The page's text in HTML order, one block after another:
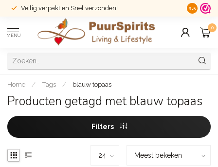
Veilig verpakt en Snel verzonden! 14 dagen
9.5
MENU
0
Home / Tags / blauw topaas
Producten getagd met blauw topaas
Filters